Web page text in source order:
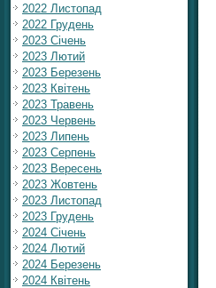
2022 Листопад
2022 Грудень
2023 Січень
2023 Лютий
2023 Березень
2023 Квітень
2023 Травень
2023 Червень
2023 Липень
2023 Серпень
2023 Вересень
2023 Жовтень
2023 Листопад
2023 Грудень
2024 Січень
2024 Лютий
2024 Березень
2024 Квітень